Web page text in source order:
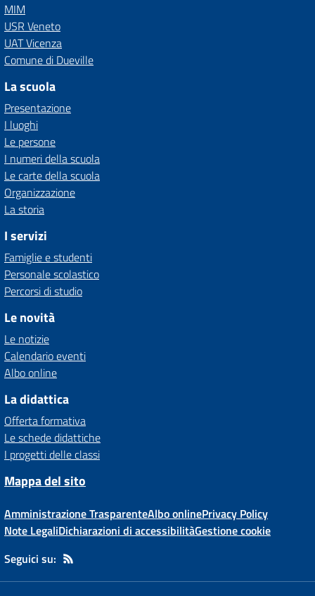
MIM
USR Veneto
UAT Vicenza
Comune di Dueville
La scuola
Presentazione
I luoghi
Le persone
I numeri della scuola
Le carte della scuola
Organizzazione
La storia
I servizi
Famiglie e studenti
Personale scolastico
Percorsi di studio
Le novità
Le notizie
Calendario eventi
Albo online
La didattica
Offerta formativa
Le schede didattiche
I progetti delle classi
Mappa del sito
Amministrazione TrasparenteAlbo onlinePrivacy Policy
Note LegaliDichiarazioni di accessibilitàGestione cookie
Seguici su: